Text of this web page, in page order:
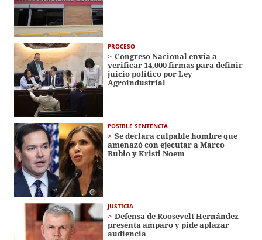
PROCESO
Congreso Nacional envía a
verificar 14,000 firmas para definir
juicio político por Ley
Agroindustrial
POSIBLE SENTENCIA
Se declara culpable hombre que
amenazó con ejecutar a Marco
Rubio y Kristi Noem
JUSTICIA
Defensa de Roosevelt Hernández
presenta amparo y pide aplazar
audiencia